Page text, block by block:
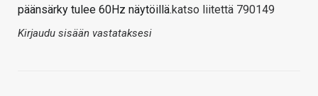
päänsärky tulee 60Hz näytöillä.katso liitettä 790149
Kirjaudu sisään vastataksesi